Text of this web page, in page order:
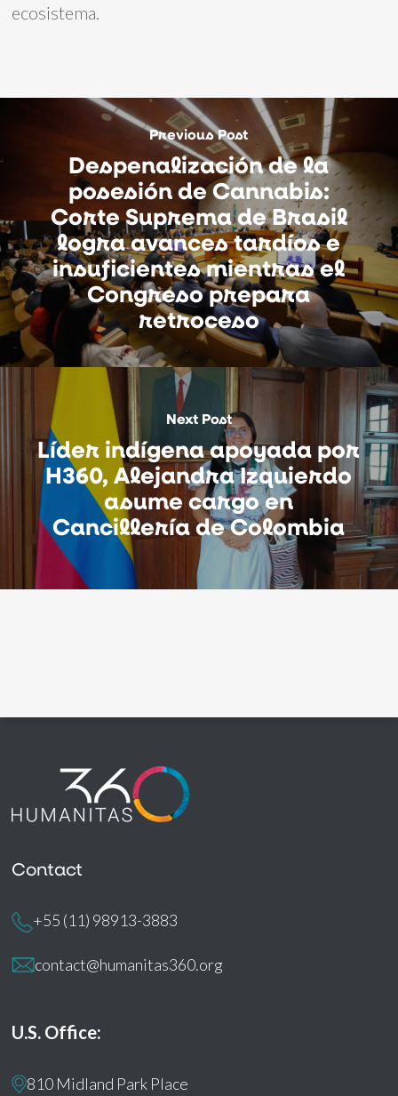
ecosistema.
Previous Post
Despenalización de la
posesión de Cannabis:
Corte Suprema de Brasil
logra avances tardíos e
insuficientes mientras el
Congreso prepara
retroceso
Next Post
Líder indígena apoyada por
H360, Alejandra Izquierdo
asume cargo en
Cancillería de Colombia
Contact
+55 (11) 98913-3883
contact@humanitas360.org
U.S. Office:
810 Midland Park Place